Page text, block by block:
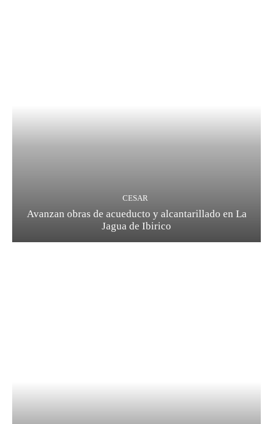
CESAR
Avanzan obras de acueducto y alcantarillado en La
Jagua de Ibirico